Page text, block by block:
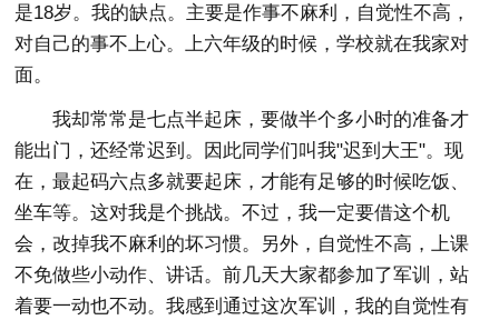
是18岁。我的缺点。主要是作事不麻利，自觉性不高，
对自己的事不上心。上六年级的时候，学校就在我家对
面。
我却常常是七点半起床，要做半个多小时的准备才
能出门，还经常迟到。因此同学们叫我"迟到大王"。现
在，最起码六点多就要起床，才能有足够的时候吃饭、
坐车等。这对我是个挑战。不过，我一定要借这个机
会，改掉我不麻利的坏习惯。另外，自觉性不高，上课
不免做些小动作、讲话。前几天大家都参加了军训，站
着要一动也不动。我感到通过这次军训，我的自觉性有